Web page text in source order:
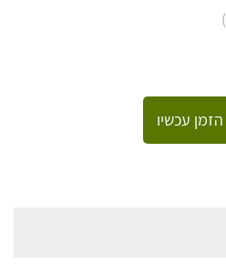
הזמן עכשיו